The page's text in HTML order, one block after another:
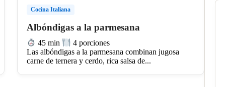
Cocina Italiana
Albóndigas a la parmesana
45 min
4 porciones
Las albóndigas a la parmesana combinan jugosa
carne de ternera y cerdo, rica salsa de...